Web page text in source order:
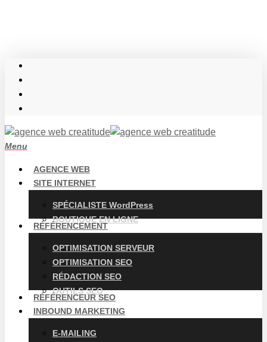
Menu
AGENCE WEB
SITE INTERNET
SPÉCIALISTE WordPress
BOUTIQUE EN LIGNE
RÉFÉRENCEMENT
OPTIMISATION SERVEUR
OPTIMISATION SEO
RÉDACTION SEO
OUTILS SEO
RÉFÉRENCEUR SEO
INBOUND MARKETING
E-MAILING